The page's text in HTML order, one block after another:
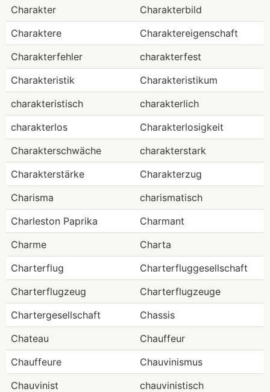
Charakter
Charakterbild
Charaktere
Charaktereigenschaft
Charakterfehler
charakterfest
Charakteristik
Charakteristikum
charakteristisch
charakterlich
charakterlos
Charakterlosigkeit
Charakterschwäche
charakterstark
Charakterstärke
Charakterzug
Charisma
charismatisch
Charleston Paprika
Charmant
Charme
Charta
Charterflug
Charterfluggesellschaft
Charterflugzeug
Charterflugzeuge
Chartergesellschaft
Chassis
Chateau
Chauffeur
Chauffeure
Chauvinismus
Chauvinist
chauvinistisch